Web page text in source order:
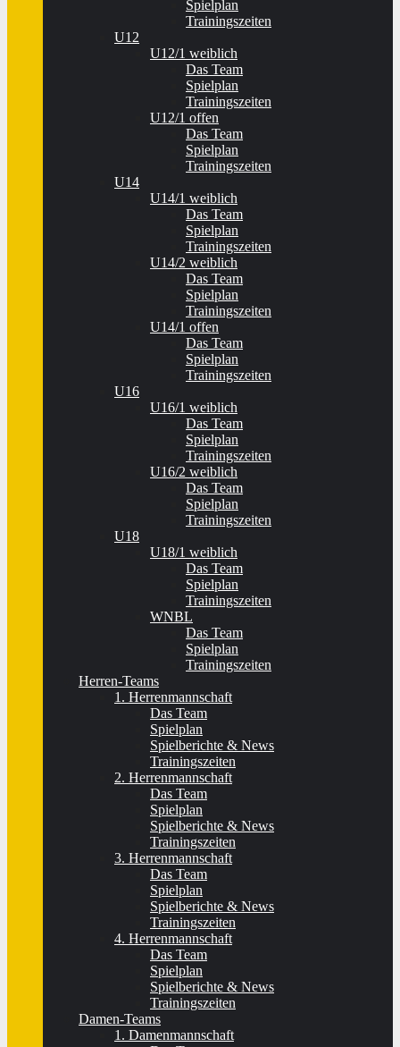
Spielplan
Trainingszeiten
U12
U12/1 weiblich
Das Team
Spielplan
Trainingszeiten
U12/1 offen
Das Team
Spielplan
Trainingszeiten
U14
U14/1 weiblich
Das Team
Spielplan
Trainingszeiten
U14/2 weiblich
Das Team
Spielplan
Trainingszeiten
U14/1 offen
Das Team
Spielplan
Trainingszeiten
U16
U16/1 weiblich
Das Team
Spielplan
Trainingszeiten
U16/2 weiblich
Das Team
Spielplan
Trainingszeiten
U18
U18/1 weiblich
Das Team
Spielplan
Trainingszeiten
WNBL
Das Team
Spielplan
Trainingszeiten
Herren-Teams
1. Herrenmannschaft
Das Team
Spielplan
Spielberichte & News
Trainingszeiten
2. Herrenmannschaft
Das Team
Spielplan
Spielberichte & News
Trainingszeiten
3. Herrenmannschaft
Das Team
Spielplan
Spielberichte & News
Trainingszeiten
4. Herrenmannschaft
Das Team
Spielplan
Spielberichte & News
Trainingszeiten
Damen-Teams
1. Damenmannschaft